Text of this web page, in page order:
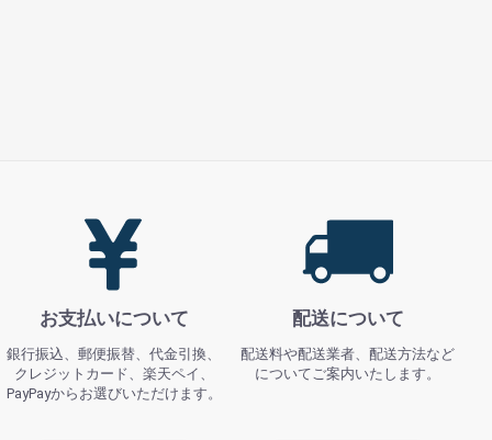
お支払いについて
銀行振込、郵便振替、代金引換、
クレジットカード、楽天ペイ、
PayPayからお選びいただけます。
配送について
配送料や配送業者、配送方法など
についてご案内いたします。